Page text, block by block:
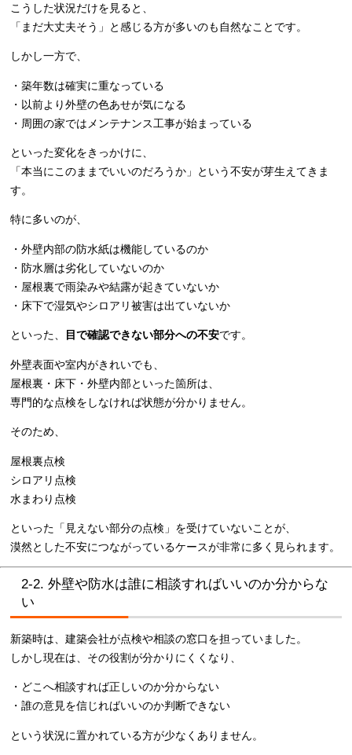
こうした状況だけを見ると、
「まだ大丈夫そう」と感じる方が多いのも自然なことです。
しかし一方で、
・築年数は確実に重なっている
・以前より外壁の色あせが気になる
・周囲の家ではメンテナンス工事が始まっている
といった変化をきっかけに、
「本当にこのままでいいのだろうか」という不安が芽生えてきま
す。
特に多いのが、
・外壁内部の防水紙は機能しているのか
・防水層は劣化していないのか
・屋根裏で雨染みや結露が起きていないか
・床下で湿気やシロアリ被害は出ていないか
といった、 目で確認できない部分への不安です。
外壁表面や室内がきれいでも、
屋根裏・床下・外壁内部といった箇所は、
専門的な点検をしなければ状態が分かりません。
そのため、
屋根裏点検
シロアリ点検
水まわり点検
といった「見えない部分の点検」を受けていないことが、
漠然とした不安につながっているケースが非常に多く見られます。
2-2. 外壁や防水は誰に相談すればいいのか分からな
い
新築時は、建築会社が点検や相談の窓口を担っていました。
しかし現在は、その役割が分かりにくくなり、
・どこへ相談すれば正しいのか分からない
・誰の意見を信じればいいのか判断できない
という状況に置かれている方が少なくありません。